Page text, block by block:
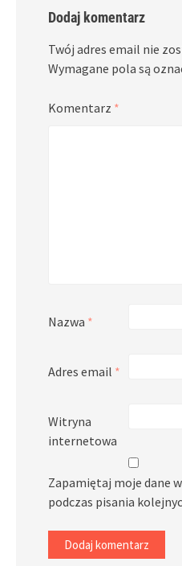
Dodaj komentarz
Twój adres email nie
Wymagane pola są
Komentarz *
Nazwa *
Adres email *
Witryna
internetowa
Zapamiętaj moje dane
podczas pisania